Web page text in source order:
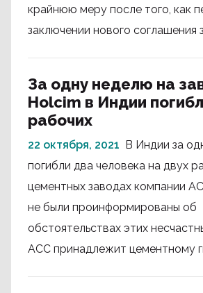
крайнюю меру после того, как
заключении нового соглашения
За одну неделю на
Holcim в Индии
рабочих
22 октября, 2021 В Индии за
погибли два человека на двух
цементных заводах компании
не были проинформированы об
обстоятельствах этих
ACC принадлежит цементному